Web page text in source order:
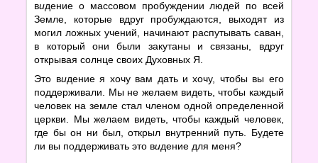
видение о массовом пробуждении людей по всей
Земле, которые вдруг пробуждаются, выходят из
могил ложных учений, начинают распутывать саван,
в который они были закутаны и связаны, вдруг
открывая солнце своих Духовных Я.
Это видение я хочу вам дать и хочу, чтобы вы его
поддерживали. Мы не желаем видеть, чтобы каждый
человек на земле стал членом одной определенной
церкви. Мы желаем видеть, чтобы каждый человек,
где бы он ни был, открыл внутренний путь. Будете
ли вы поддерживать это видение для меня?